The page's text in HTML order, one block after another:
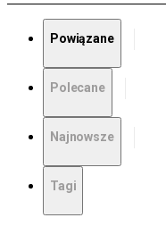
Powiązane
Polecane
Najnowsze
Tagi